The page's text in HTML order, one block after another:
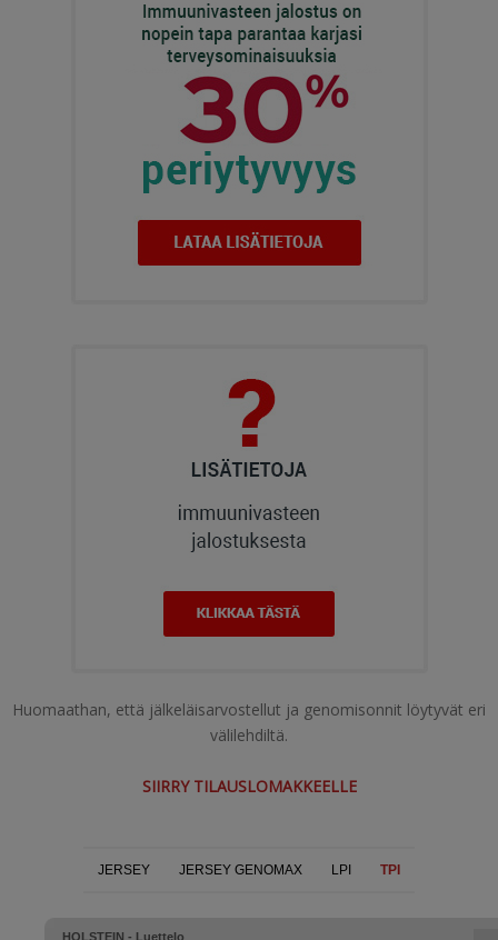
Huomaathan, että jälkeläisarvostellut ja genomisonnit löytyvät eri
välilehdiltä.
SIIRRY TILAUSLOMAKKEELLE